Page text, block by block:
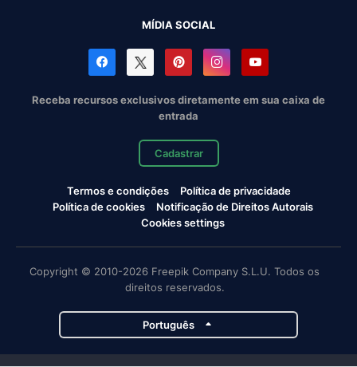
MÍDIA SOCIAL
Receba recursos exclusivos diretamente em sua caixa de
entrada
Cadastrar
Termos e condições
Política de privacidade
Política de cookies
Notificação de Direitos Autorais
Cookies settings
Copyright © 2010-2026 Freepik Company S.L.U. Todos os
direitos reservados.
Português